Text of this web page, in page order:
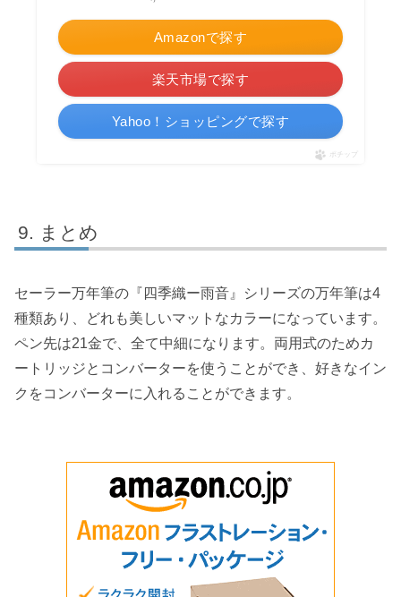
Amazonで探す
楽天市場で探す
Yahoo！ショッピングで探す
ポチップ
まとめ
セーラー万年筆の『四季織ー雨音』シリーズの万年筆は4
種類あり、どれも美しいマットなカラーになっています。
ペン先は21金で、全て中細になります。両用式のためカ
ートリッジとコンバーターを使うことができ、好きなイン
クをコンバーターに入れることができます。